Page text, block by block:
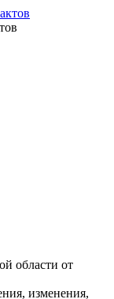
области от
изменения,